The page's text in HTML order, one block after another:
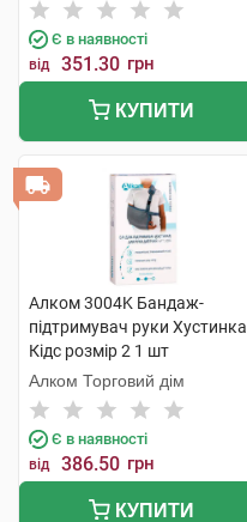
Є в наявності
від 351.30 грн
КУПИТИ
Алком 3004K Бандаж-
підтримувач руки Хустинка
Кідс розмір 2 1 шт
Алком Торговий дім
Є в наявності
від 386.50 грн
КУПИТИ